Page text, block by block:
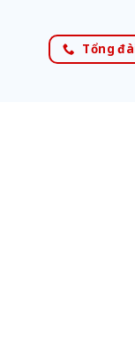
Tổng